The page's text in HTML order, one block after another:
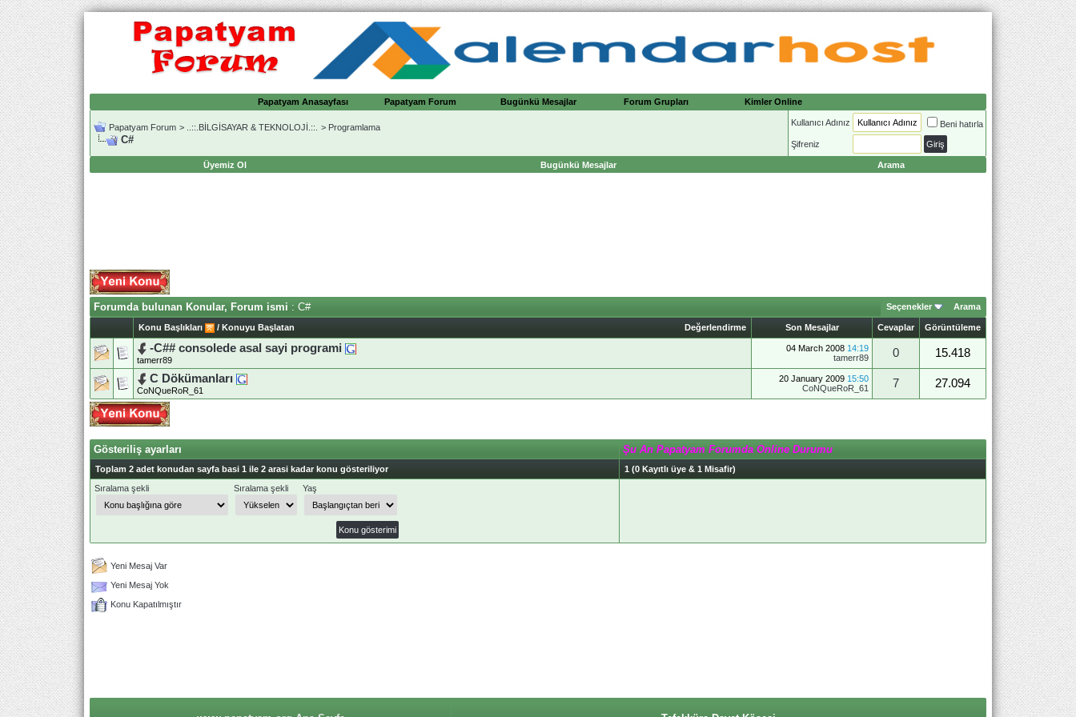
Papatyam Anasayfası Papatyam Forum Bugünkü Mesajlar Forum Grupları Kimler Online
Papatyam Forum > ..::.BİLGİSAYAR & TEKNOLOJİ.::. > Programlama
C#
Kullanıcı Adınız Beni hatırla
Şifreniz
Üyemiz Ol Bugünkü Mesajlar Arama
Forumda bulunan Konular, Forum ismi : C# Seçenekler Arama
Değerlendirme
Konu Başlıkları / Konuyu Başlatan Son Mesajlar Cevaplar Görüntüleme
-C## consolede asal sayi programi
tamerr89
04 March 2008 14:19
tamerr89
0
15.418
C Dökümanları
CoNQueRoR_61
20 January 2009 15:50
CoNQueRoR_61
7 27.094
Gösteriliş ayarları Şu An Papatyam Forumda Online Durumu
Toplam 2 adet konudan sayfa basi 1 ile 2 arasi kadar konu gösteriliyor
1 (0 Kayıtlı üye & 1 Misafir)
Sıralama şekli
Sıralama şekli Yaş
Yeni Mesaj Var
Yeni Mesaj Yok
Konu Kapatılmıştır